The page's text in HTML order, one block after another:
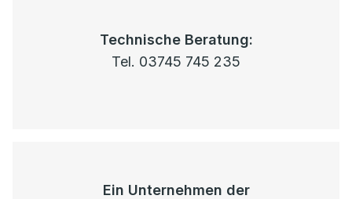
Technische Beratung:
Tel. 03745 745 235
Ein Unternehmen der